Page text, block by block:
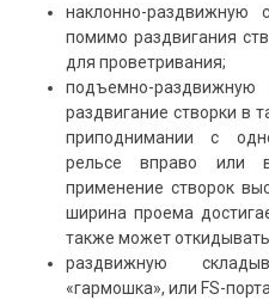
наклонно-раздвижную
помимо раздвигания
для проветривания;
подъемно-
раздвигание створки в
приподнимании с
рельсе вправо или
применение створок
ширина проема
также может
раздвижную
«гармошка», или FS-